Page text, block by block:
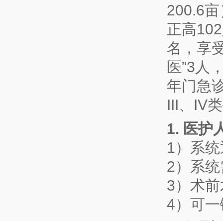
200.6
正高
名，享
医”3人
年门急
III、IV
1. 医护
1）系
2）系
3）术
4）可